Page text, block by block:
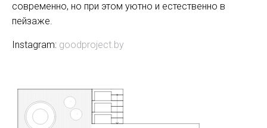
современно, но при этом уютно и естественно в
пейзаже.
Instagram: goodproject.by